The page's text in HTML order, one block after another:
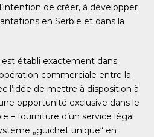
de créer, à développer
en Serbie et dans la
établi exactement dans
commerciale entre la
l’idée de mettre à disposition à
opportunité exclusive dans le
– fourniture d’un service légal
„guichet unique“ en